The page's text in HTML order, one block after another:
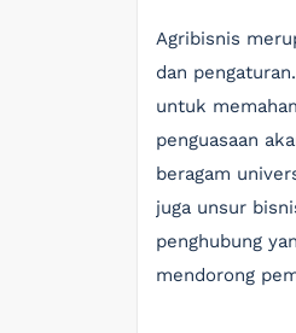
Agribisnis
dan
untuk
penguasaan
beragam
juga unsur
penghubung
mendorong